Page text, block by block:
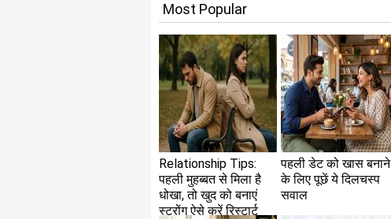
Most Popular
Relationship Tips:
पहली मुहब्बत से मिला है
धोखा, तो खुद को बनाएं
स्ट्रोंग ऐसे करें रिस्टार्ट
पहली डेट को खास बनाने
के लिए पूछें ये दिलचस्प
सवाल